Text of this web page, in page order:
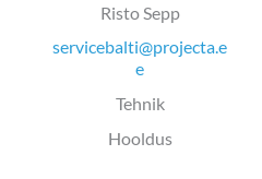
Risto Sepp
servicebalti@projecta.e
e
Tehnik
Hooldus